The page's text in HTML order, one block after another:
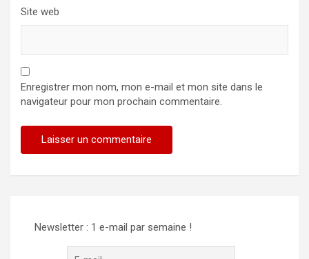
Site web
Enregistrer mon nom, mon e-mail et mon site dans le
navigateur pour mon prochain commentaire.
Newsletter : 1 e-mail par semaine !